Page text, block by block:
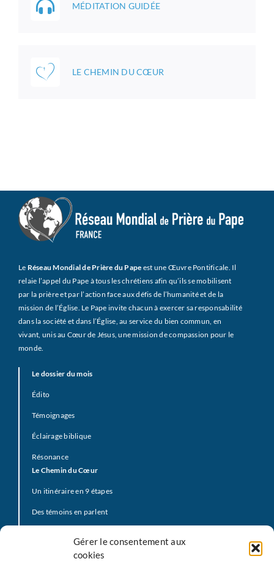
Gérer le consentement aux
cookies
MÉDITATION GUIDÉE
LE CHEMIN DU CŒUR
Le Réseau Mondial de Prière du Pape est une Œuvre Pontificale. Il
relaie l’appel du Pape à tous les chrétiens afin qu’ils se mobilisent
par la prière et par l’action face aux défis de l’humanité et de la
mission de l’Église. Le Pape invite chacun à exercer sa responsabilité
dans la société et dans l’Église, au service du bien commun, en
vivant, unis au Cœur de Jésus, une mission de compassion pour le
monde.
Le dossier du mois
Édito
Témoignages
Éclairage biblique
Résonance
Le Chemin du Cœur
Un itinéraire en 9 étapes
Des témoins en parlent
La Vidéo du Pape